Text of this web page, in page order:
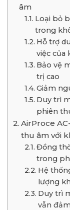
âm
Loại bỏ
trong
Hỗ trợ
việc của
Bảo vệ
trị cao
Giảm
Duy trì
phiên
AirProce
thu âm với
Đồng
trong
Hệ
lượng
Duy trì
vẫn